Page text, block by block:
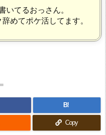
いてるおっさん。
めてポケ活してます。
B!
Copy